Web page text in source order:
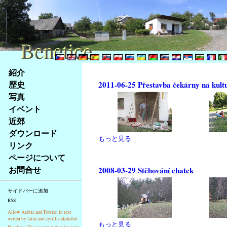
Na
obsah
stránky
Klávesové
zkratky
tomto
webu
základní
Hlavní
strana
紹介
歴史
写真
イベント
近郊
ダウンロード
リンク
ページについて
お問合せ
サイドバーに追加
RSS
Allow Arabic and Persian in text
writen by latin and cyrillic alphabet
2011-06-25 Přestavba čekárny na
もっと見る
2008-03-29 Stěhování chatek
もっと見る
Benetice
Benetice